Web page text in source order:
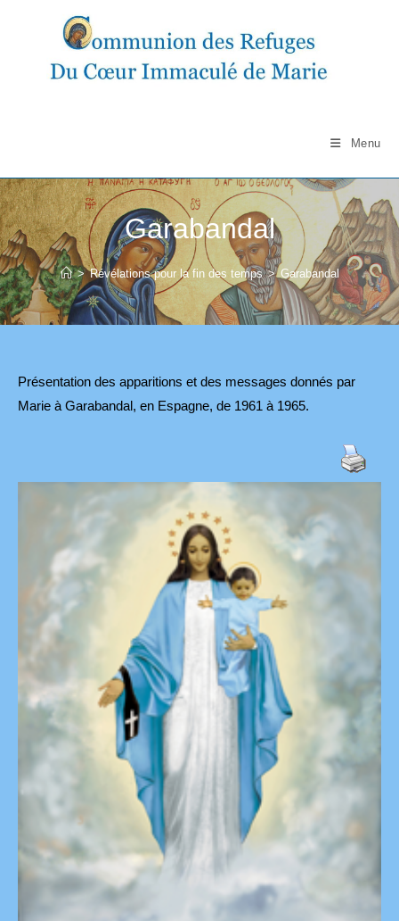
Menu
Garabandal
> Révélations pour la fin des temps > Garabandal
Présentation des apparitions et des messages donnés par
Marie à Garabandal, en Espagne, de 1961 à 1965.